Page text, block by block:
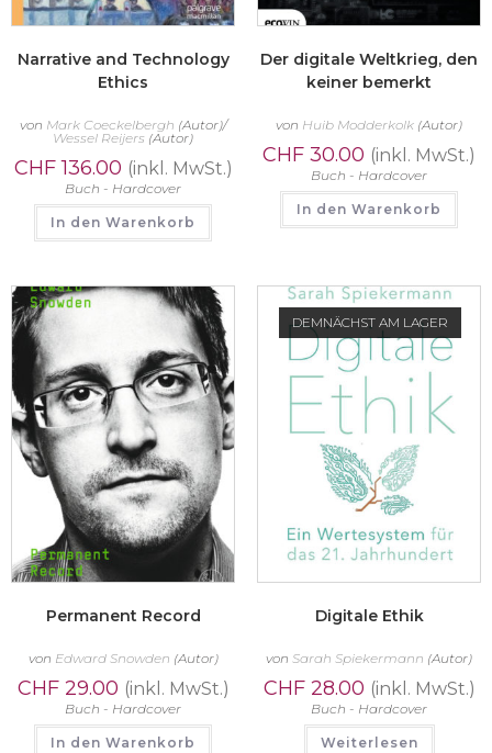
Narrative and Technology
Ethics
von Mark Coeckelbergh (Autor)/
Wessel Reijers (Autor)
CHF136.00 (inkl. MwSt.)
Buch - Hardcover
In den Warenkorb
Der digitale Weltkrieg, den
keiner bemerkt
von Huib Modderkolk (Autor)
CHF 30.00 (inkl. MwSt.)
Buch - Hardcover
In den Warenkorb
Permanent Record
von Edward Snowden (Autor)
CHF29.00 (inkl. MwSt.)
Buch - Hardcover
In den Warenkorb
DEMNÄCHST AM LAGER
Digitale Ethik
von Sarah Spiekermann (Autor)
CHF28.00 (inkl. MwSt.)
Buch - Hardcover
Weiterlesen